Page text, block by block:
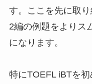
す。ここを先に取
2編の例題をよりス
になります。
特にTOEFL iBTを